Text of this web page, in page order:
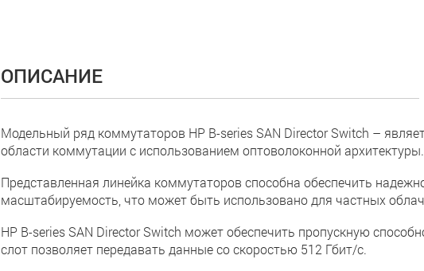
ОПИСАНИЕ
Модельный ряд коммутаторов HP B-series SAN Director Switch –
области коммутации с использованием оптоволоконной архитектуры.
Представленная линейка коммутаторов способна обеспечить
масштабируемость, что может быть использовано для частных
HP B-series SAN Director Switch может обеспечить пропускную
слот позволяет передавать данные со скоростью 512 Гбит/с.